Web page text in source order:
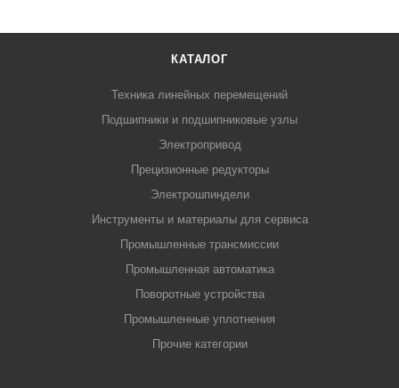
КАТАЛОГ
Техника линейных перемещений
Подшипники и подшипниковые узлы
Электропривод
Прецизионные редукторы
Электрошпиндели
Инструменты и материалы для сервиса
Промышленные трансмиссии
Промышленная автоматика
Поворотные устройства
Промышленные уплотнения
Прочие категории